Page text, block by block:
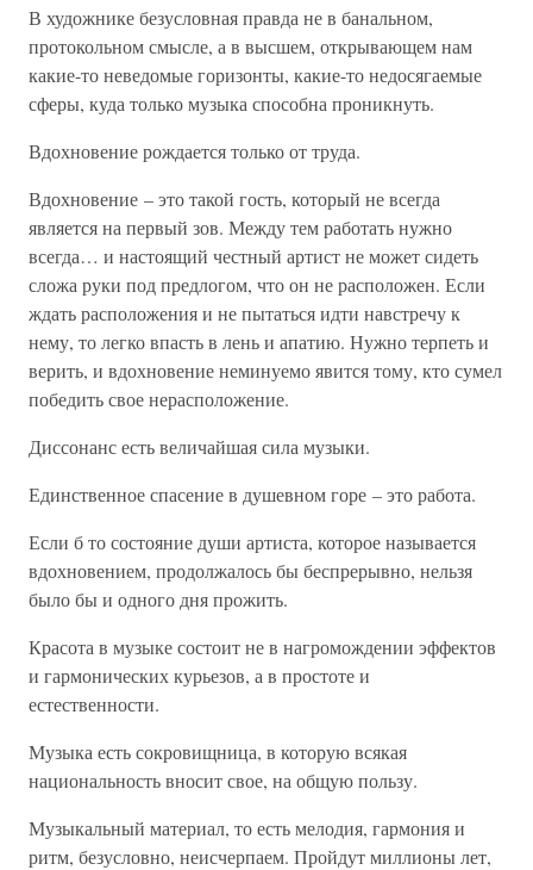
В художнике безусловная правда не в банальном,
протокольном смысле, а в высшем, открывающем нам
какие-то неведомые горизонты, какие-то недосягаемые
сферы, куда только музыка способна проникнуть.
Вдохновение рождается только от труда.
Вдохновение – это такой гость, который не всегда
является на первый зов. Между тем работать нужно
всегда… и настоящий честный артист не может сидеть
сложа руки под предлогом, что он не расположен. Если
ждать расположения и не пытаться идти навстречу к
нему, то легко впасть в лень и апатию. Нужно терпеть и
верить, и вдохновение неминуемо явится тому, кто сумел
победить свое нерасположение.
Диссонанс есть величайшая сила музыки.
Единственное спасение в душевном горе – это работа.
Если б то состояние души артиста, которое называется
вдохновением, продолжалось бы беспрерывно, нельзя
было бы и одного дня прожить.
Красота в музыке состоит не в нагромождении эффектов
и гармонических курьезов, а в простоте и
естественности.
Музыка есть сокровищница, в которую всякая
национальность вносит свое, на общую пользу.
Музыкальный материал, то есть мелодия, гармония и
ритм, безусловно, неисчерпаем. Пройдут миллионы лет,